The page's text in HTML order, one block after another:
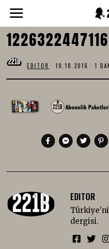
EDITOR 19.10.2016 1
EDITOR
dergisi.